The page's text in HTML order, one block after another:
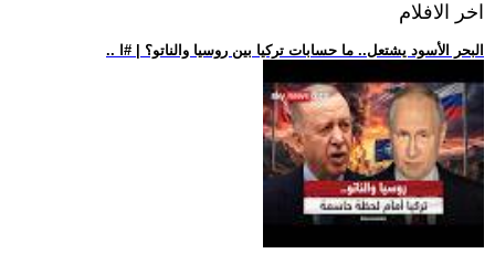
اخر الافلام
.. البحر الأسود يشتعل.. ما حسابات تركيا بين روسيا والناتو؟ | #ا